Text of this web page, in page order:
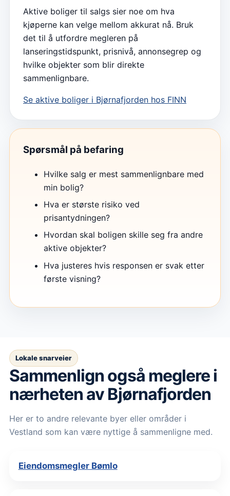
Aktive boliger til salgs sier noe om hva
kjøperne kan velge mellom akkurat nå. Bruk
det til å utfordre megleren på
lanseringstidspunkt, prisnivå, annonsegrep og
hvilke objekter som blir direkte
sammenlignbare.
Se aktive boliger i Bjørnafjorden hos FINN
Spørsmål på befaring
Hvilke salg er mest sammenlignbare med
min bolig?
Hva er største risiko ved
prisantydningen?
Hvordan skal boligen skille seg fra andre
aktive objekter?
Hva justeres hvis responsen er svak etter
første visning?
Lokale snarveier
Sammenlign også meglere i
nærheten av Bjørnafjorden
Her er to andre relevante byer eller områder i
Vestland som kan være nyttige å sammenligne med.
Eiendomsmegler Bømlo